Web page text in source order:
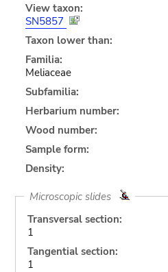
View taxon:
SN5857
Taxon lower than:
Familia:
Meliaceae
Subfamilia:
Herbarium number:
Wood number:
Sample form:
Density:
Microscopic slides
Transversal section:
1
Tangential section:
1